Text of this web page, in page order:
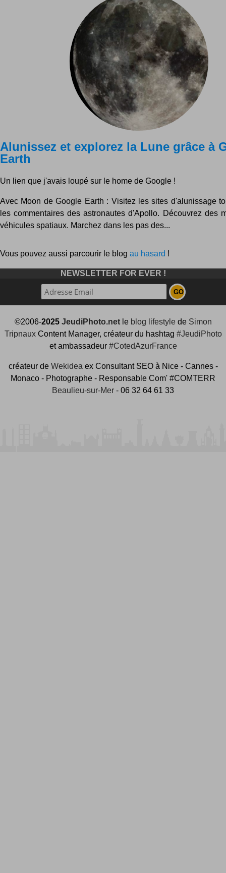
Alunissez et explorez la Lune grâce à
Earth
Un lien que j'avais loupé sur le home de Google !
Avec Moon de Google Earth : Visitez les sites d'alunissage
les commentaires des astronautes d'Apollo. Découvrez des
véhicules spatiaux. Marchez dans les pas des...
Vous pouvez aussi parcourir le blog au hasard !
NEWSLETTER FOR EVER !
©2006-2025 JeudiPhoto.netle blog lifestylede Simon
TripnauxContent Manager, créateur du hashtag #JeudiPhoto
et ambassadeur #CotedAzurFrance
créateur de Wekidea ex Consultant SEO à Nice - Cannes -
Monaco - Photographe - Responsable Com' #COMTERR
Beaulieu-sur-Mer - 06 32 64 61 33